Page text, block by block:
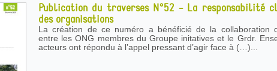
Publication du traverses N°52 - La responsabilité
des organisations
La création de ce numéro a bénéficié de la collaboration
entre les ONG membres du Groupe initatives et le Grdr.
acteurs ont répondu à l’appel pressant d’agir face à (…)...